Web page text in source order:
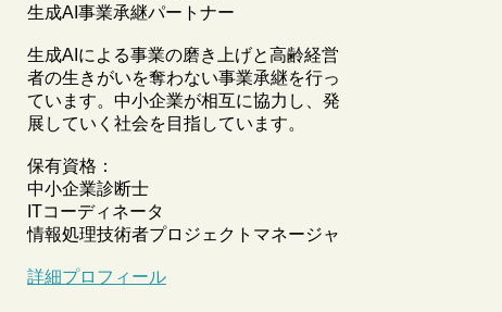
生成AI事業承継パートナー
生成AIによる事業の磨き上げと高齢経営
者の生きがいを奪わない事業承継を行っ
ています。中小企業が相互に協力し、発
展していく社会を目指しています。
保有資格：
中小企業診断士
ITコーディネータ
情報処理技術者プロジェクトマネージャ
詳細プロフィール